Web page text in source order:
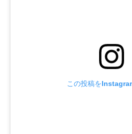
この投稿を